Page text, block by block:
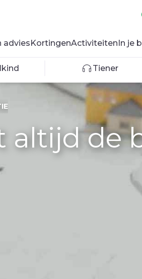
advies KortingenActiviteiten In je
Tiener
altijd de